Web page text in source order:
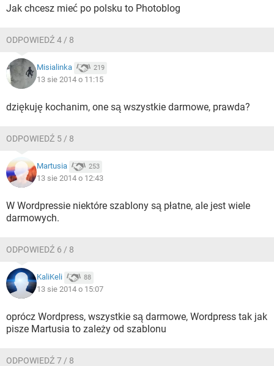
Jak chcesz mieć po polsku to Photoblog
ODPOWIEDŹ 4 / 8
Misialinka 219
13 sie 2014 o 11:15
dziękuję kochanim, one są wszystkie darmowe, prawda?
ODPOWIEDŹ 5 / 8
Martusia 253
13 sie 2014 o 12:43
W Wordpressie niektóre szablony są płatne, ale jest wiele
darmowych.
ODPOWIEDŹ 6 / 8
KaliKeli 88
13 sie 2014 o 15:07
oprócz Wordpress, wszystkie są darmowe, Wordpress tak jak
pisze Martusia to zależy od szablonu
ODPOWIEDŹ 7 / 8